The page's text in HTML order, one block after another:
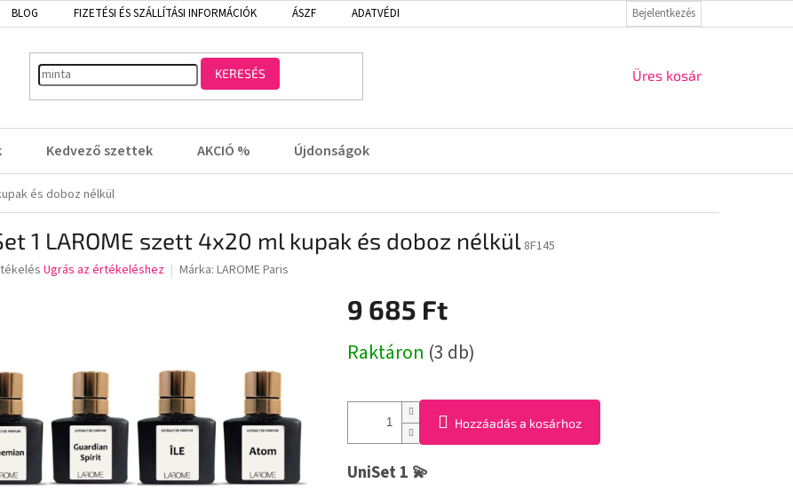
BLOG FIZETÉSI ÉS SZÁLLÍTÁSI INFORMÁCIÓK ÁSZF ADATVÉDELMI IRÁNYELVEK VISSZAKÜLDÉS ÉS REKLAMÁCIÓ
Bejelentkezés
KERESÉS KOSÁR
Üres kosár
Kedvező szettek AKCIÓ % Újdonságok
és doboz nélkül
1 LAROME szett 4x20 ml kupak és doboz nélkül 8F145
Ugrás az értékeléshez Márka: LAROME Paris
9 685 Ft
Raktáron (3 db)
Hozzáadás a kosárhoz
UniSet 1 💫